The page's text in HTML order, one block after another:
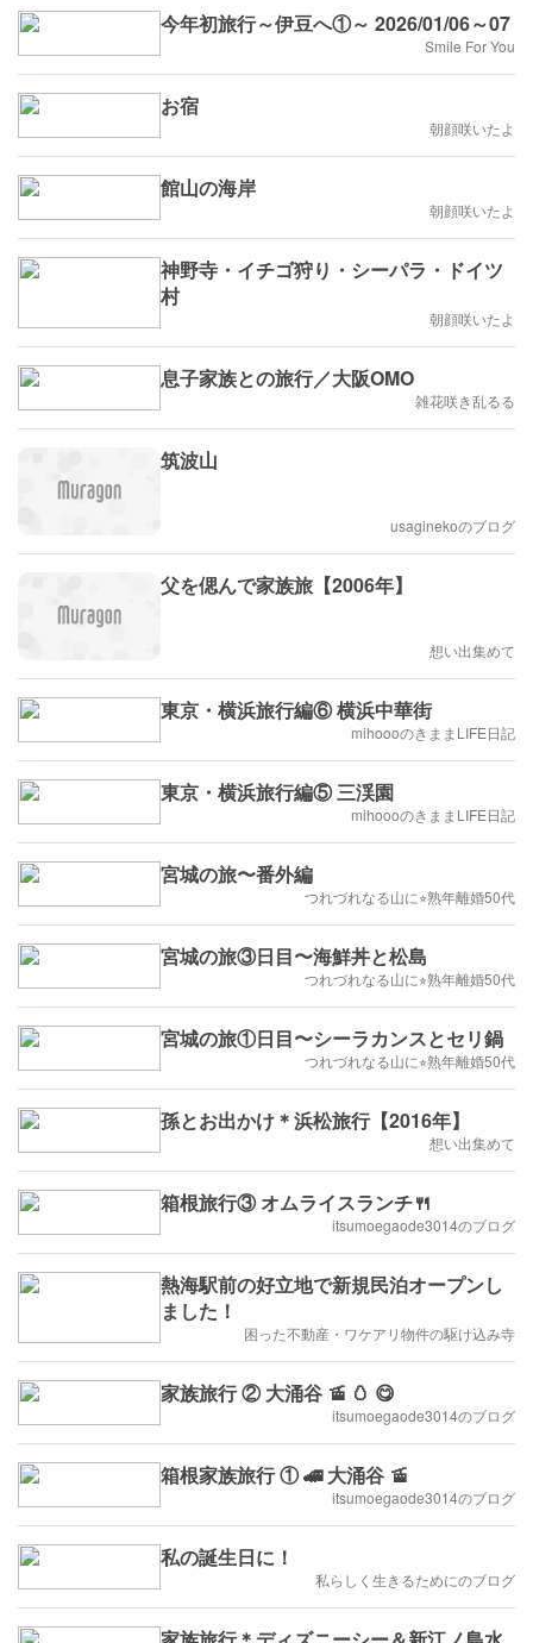
今年初旅行～伊豆へ①～ 2026/01/06～07
Smile For You
お宿
朝顔咲いたよ
館山の海岸
朝顔咲いたよ
神野寺・イチゴ狩り・シーパラ・ドイツ
村
朝顔咲いたよ
息子家族との旅行／大阪OMO
雑花咲き乱るる
筑波山
usaginekoのブログ
父を偲んで家族旅【2006年】
想い出集めて
東京・横浜旅行編⑥ 横浜中華街
mihoooのきままLIFE日記
東京・横浜旅行編⑤ 三渓園
mihoooのきままLIFE日記
宮城の旅〜番外編
つれづれなる山に⭐︎熟年離婚50代
宮城の旅③日目〜海鮮丼と松島
つれづれなる山に⭐︎熟年離婚50代
宮城の旅①日目〜シーラカンスとセリ鍋
つれづれなる山に⭐︎熟年離婚50代
孫とお出かけ＊浜松旅行【2016年】
想い出集めて
箱根旅行③ オムライスランチ🍴
itsumoegaode3014のブログ
熱海駅前の好立地で新規民泊オープンし
ました！
困った不動産・ワケアリ物件の駆け込み寺
家族旅行 ② 大涌谷 🚡 🥚 😋
itsumoegaode3014のブログ
箱根家族旅行 ① 🚄 大涌谷 🚡
itsumoegaode3014のブログ
私の誕生日に！
私らしく生きるためにのブログ